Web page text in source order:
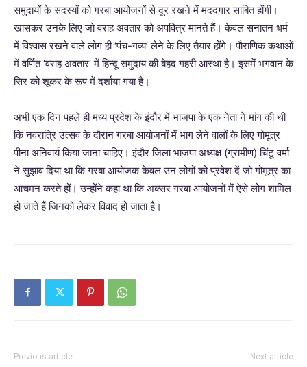
समुदायों के सदस्यों को गरबा आयोजनों से दूर रखने में मददगार साबित होंगी।
खासकर उनके लिए जो वराह अवतार को अपवित्र मानते हैं। केवल सनातन धर्म
में विश्वास रखने वाले लोग ही ‘पंच-गव्य’ लेने के लिए तैयार होंगे। पौराणिक कथाओं
में वर्णित ‘वराह अवतार’ में हिन्दू समुदाय की बेहद गहरी आस्था है। इसमें भगवान के
सिर को शूकर के रूप में दर्शाया गया है।
अभी एक दिन पहले ही मध्य प्रदेश के इंदौर में भाजपा के एक नेता ने मांग की थी
कि नवरात्रि उत्सव के दौरान गरबा आयोजनों में भाग लेने वालों के लिए गोमूत्र
पीना अनिवार्य किया जाना चाहिए। इंदौर जिला भाजपा अध्यक्ष (ग्रामीण) चिंटू वर्मा
ने सुझाव दिया था कि गरबा आयोजक केवल उन लोगों को प्रवेश दें जो गोमूत्र का
आचमन करते हों। उन्होंने कहा था कि अक्सर गरबा आयोजनों में ऐसे लोग शामिल
हो जाते हैं जिनको लेकर विवाद हो जाता है।
Previous article Next article